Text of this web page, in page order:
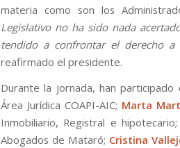
materia como son los
Legislativo no ha sido nada
tendido a confrontar el derecho a
reafirmado el presidente.
Durante la jornada, han participado
Área Jurídica COAPI-AIC; Marta
Inmobiliario, Registral e hipotecario;
Abogados de Mataró; Cristina